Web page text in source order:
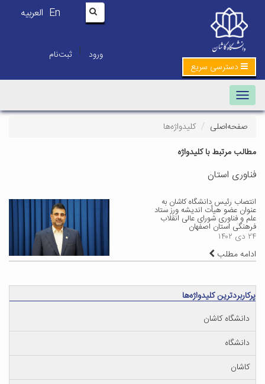
En العربیه
ورود | ثبت‌نام
دسترسی سریع
Toggle navigation
صفحه‌اصلی
کلیدواژه‌ها
مطالب مرتبط با کلیدواژه
فناوری استان
انتصاب رئیس دانشگاه کاشان به
عنوان عضو هیأت اندیشه ورز ستاد
علم و فناوری شورای عالی انقلاب
فرهنگی استان اصفهان
۲۴ دی ۱۴۰۲
ادامه مطلب
پرکاربردترین کلیدواژه‌ها
دانشگاه کاشان
دانشگاه
کاشان